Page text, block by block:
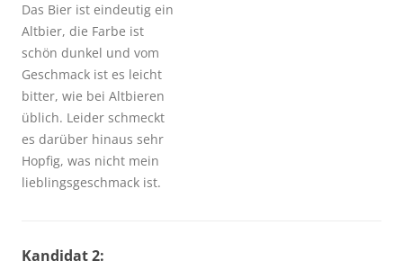
Das Bier ist eindeutig ein
Altbier, die Farbe ist
schön dunkel und vom
Geschmack ist es leicht
bitter, wie bei Altbieren
üblich. Leider schmeckt
es darüber hinaus sehr
Hopfig, was nicht mein
lieblingsgeschmack ist.
Kandidat 2: